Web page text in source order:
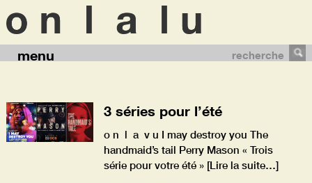
menu recherche
3 séries pour l’été
o n l a v u I may destroy you The
handmaid’s tail Perry Mason « Trois
série pour votre été » [Lire la suite…]